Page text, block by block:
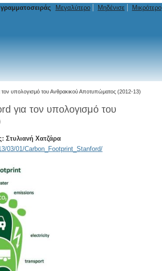
Μεγαλύτερο Μηδένισε Μικρότερο
υπολογισμό του Ανθρακικού Αποτυπώματος (2012-13)
για τον υπολογισμό του
Στυλιανή Χατζάρα
03/01/Carbon_Footprint_Stanford/